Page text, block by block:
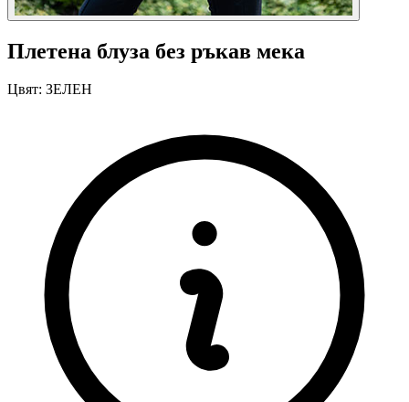
Плетена блуза без ръкав мека
Цвят: ЗЕЛЕН